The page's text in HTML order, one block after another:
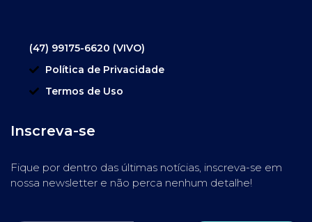
(47) 99175-6620 (VIVO)
Política de Privacidade
Termos de Uso
Inscreva-se
Fique por dentro das últimas notícias, inscreva-se em
nossa newsletter e não perca nenhum detalhe!